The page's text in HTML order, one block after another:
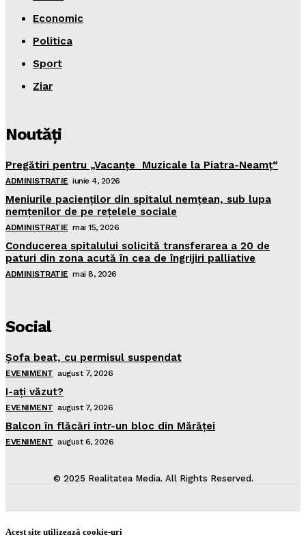
Economic
Politica
Sport
Ziar
Noutăţi
Pregătiri pentru „Vacanţe Muzicale la Piatra-Neamţ“
ADMINISTRATIE iunie 4, 2026
Meniurile pacienţilor din spitalul nemţean, sub lupa
nemţenilor de pe reţelele sociale
ADMINISTRATIE mai 15, 2026
Conducerea spitalului solicită transferarea a 20 de
paturi din zona acută în cea de îngrijiri palliative
ADMINISTRATIE mai 8, 2026
Social
Şofa beat, cu permisul suspendat
EVENIMENT august 7, 2026
I-aţi văzut?
EVENIMENT august 7, 2026
Balcon în flăcări într-un bloc din Mărăţei
EVENIMENT august 6, 2026
© 2025 Realitatea Media. All Rights Reserved.
Acest site utilizează cookie-uri